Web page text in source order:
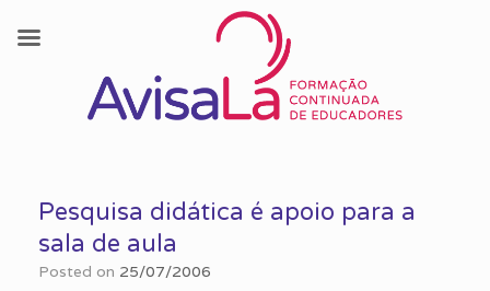
contentPesquisa didática é apoio para a
sala de aula
Posted on 25/07/2006